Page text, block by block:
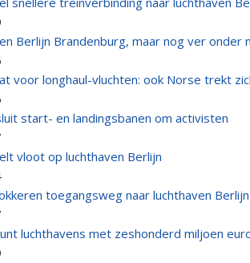
Berlijn Brandenburg, maar nog ver onder
voor longhaul-vluchten: ook Norse trekt
start- en landingsbanen om activisten
vloot op luchthaven Berlijn
toegangsweg naar luchthaven Berlijn
luchthavens met zeshonderd miljoen